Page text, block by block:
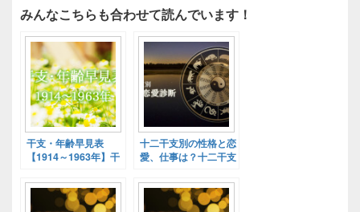
みんなこちらも合わせて読んでいます！
干支・年齢早見表
【1914～1963年】干
十二干支別の性格と恋
愛、仕事は？十二干支